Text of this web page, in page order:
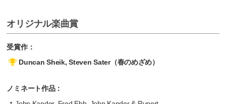
オリジナル楽曲賞
受賞作：
Duncan Sheik, Steven Sater（春のめざめ）
ノミネート作品：